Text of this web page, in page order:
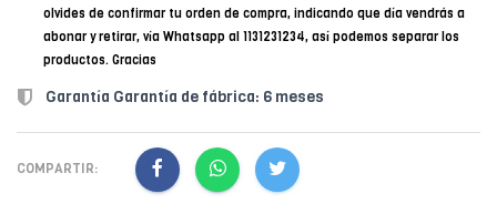
olvides de confirmar tu orden de compra, indicando que día vendrás a
abonar y retirar, vía Whatsapp al 1131231234, así podemos separar los
productos. Gracias
Garantía Garantía de fábrica: 6 meses
COMPARTIR: